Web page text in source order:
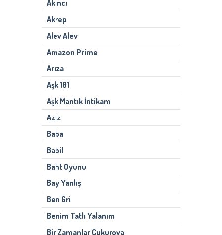
Akıncı
Akrep
Alev Alev
Amazon Prime
Arıza
Aşk 101
Aşk Mantık İntikam
Aziz
Baba
Babil
Baht Oyunu
Bay Yanlış
Ben Gri
Benim Tatlı Yalanım
Bir Zamanlar Çukurova